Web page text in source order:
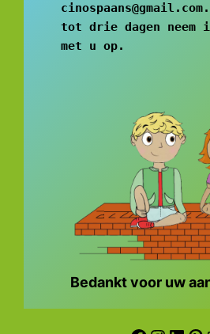
tot drie dagen neem
met u op.
Bedankt voor uw